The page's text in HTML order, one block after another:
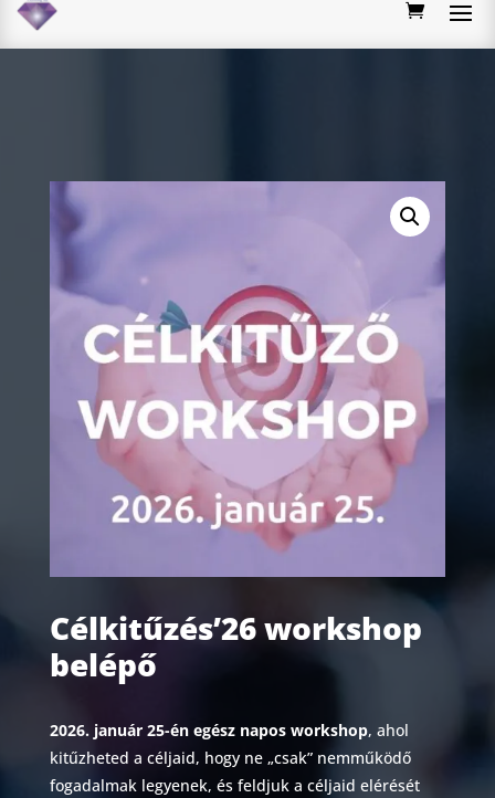
Célkitűzés’26 workshop
belépő
2026. január 25-én egész napos workshop, ahol
kitűzheted a céljaid, hogy ne „csak” nemműködő
fogadalmak legyenek, és feldjuk a céljaid elérését